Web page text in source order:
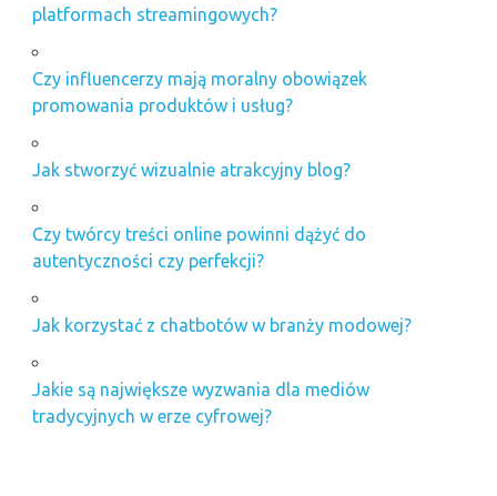
platformach streamingowych?
Czy influencerzy mają moralny obowiązek
promowania produktów i usług?
Jak stworzyć wizualnie atrakcyjny blog?
Czy twórcy treści online powinni dążyć do
autentyczności czy perfekcji?
Jak korzystać z chatbotów w branży modowej?
Jakie są największe wyzwania dla mediów
tradycyjnych w erze cyfrowej?